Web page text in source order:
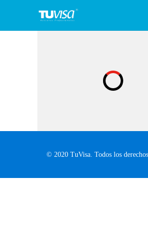
© 2020 TuVisa. Todos los